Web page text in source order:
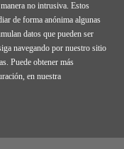
no intrusiva. Estos
de forma anónima algunas
datos que pueden ser
navegando por nuestro sitio
Puede obtener más
en nuestra